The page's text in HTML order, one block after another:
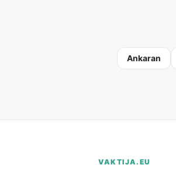
Ankaran
VAKTIJA.EU